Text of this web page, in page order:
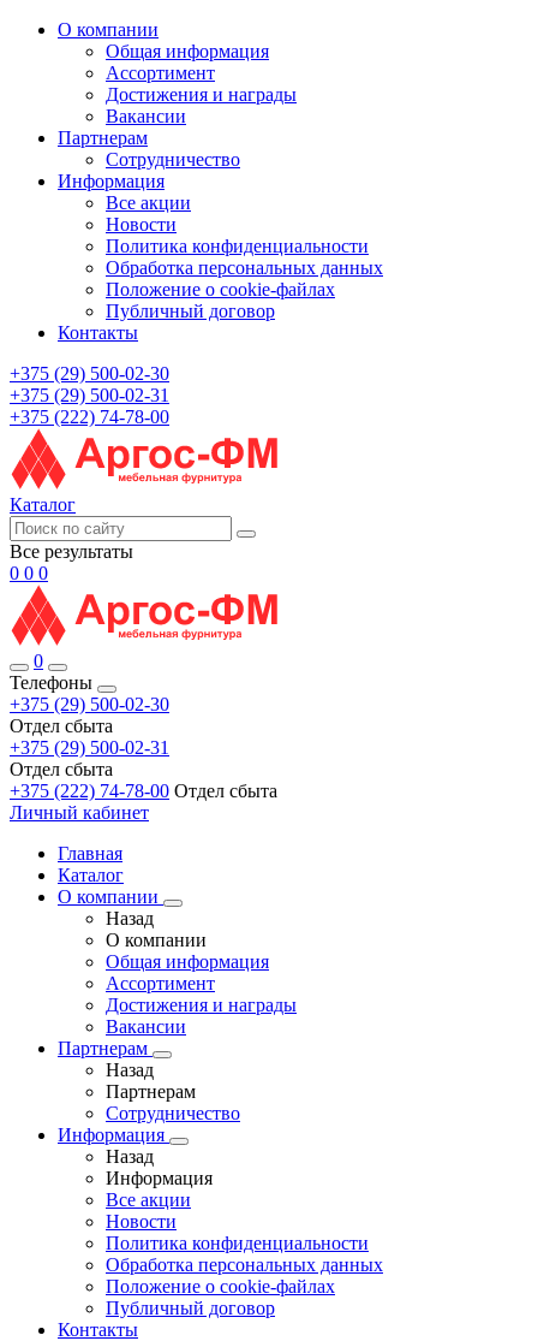
О компании
Общая информация
Ассортимент
Достижения и награды
Вакансии
Партнерам
Сотрудничество
Информация
Все акции
Новости
Политика конфиденциальности
Обработка персональных данных
Положение о cookie-файлах
Публичный договор
Контакты
+375 (29) 500-02-30
+375 (29) 500-02-31
+375 (222) 74-78-00
Каталог
Все результаты
0 0 0
0
Телефоны
+375 (29) 500-02-30
Отдел сбыта
+375 (29) 500-02-31
Отдел сбыта
+375 (222) 74-78-00 Отдел сбыта
Личный кабинет
Главная
Каталог
О компании
Назад
О компании
Общая информация
Ассортимент
Достижения и награды
Вакансии
Партнерам
Назад
Партнерам
Сотрудничество
Информация
Назад
Информация
Все акции
Новости
Политика конфиденциальности
Обработка персональных данных
Положение о cookie-файлах
Публичный договор
Контакты